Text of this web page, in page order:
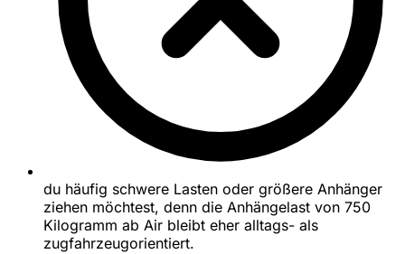
du häufig schwere Lasten oder größere Anhänger
ziehen möchtest, denn die Anhängelast von 750
Kilogramm ab Air bleibt eher alltags- als
zugfahrzeugorientiert.